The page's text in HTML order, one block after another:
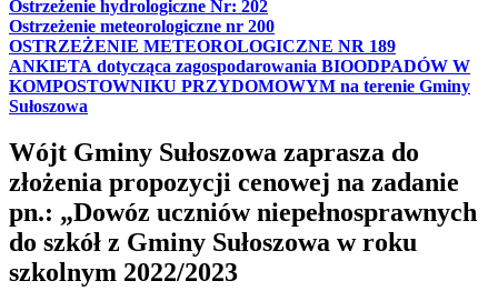
Ostrzeżenie hydrologiczne Nr: 202
Ostrzeżenie meteorologiczne nr 200
OSTRZEŻENIE METEOROLOGICZNE NR 189
ANKIETA dotycząca zagospodarowania BIOODPADÓW W
KOMPOSTOWNIKU PRZYDOMOWYM na terenie Gminy
Sułoszowa
Wójt Gminy Sułoszowa zaprasza do
złożenia propozycji cenowej na zadanie
pn.: „Dowóz uczniów niepełnosprawnych
do szkół z Gminy Sułoszowa w roku
szkolnym 2022/2023